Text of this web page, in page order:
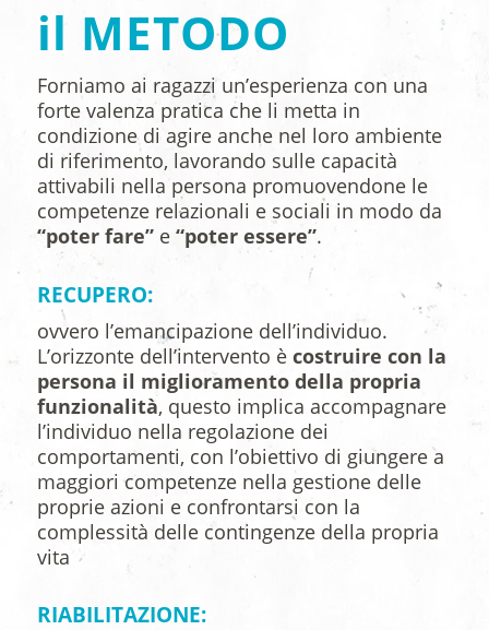
il METODO
Forniamo ai ragazzi un’esperienza con una
forte valenza pratica che li metta in
condizione di agire anche nel loro ambiente
di riferimento, lavorando sulle capacità
attivabili nella persona promuovendone le
competenze relazionali e sociali in modo da
“poter fare”e “poter essere”.
RECUPERO:
ovvero l’emancipazione dell’individuo.
L’orizzonte dell’intervento è costruire con la
persona il miglioramento della propria
funzionalità, questo implica accompagnare
l’individuo nella regolazione dei
comportamenti, con l’obiettivo di giungere a
maggiori competenze nella gestione delle
proprie azioni e confrontarsi con la
complessità delle contingenze della propria
vita
RIABILITAZIONE: